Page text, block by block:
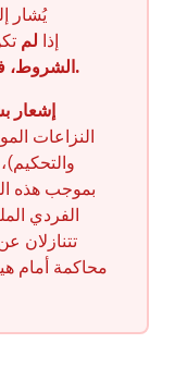
الشروط"). إذا لم
الشروط، فلن تحصل على إذننا لاستخدام الخدمة.
إشعار
بموجب هذه
الفردي
محاكمة أمام